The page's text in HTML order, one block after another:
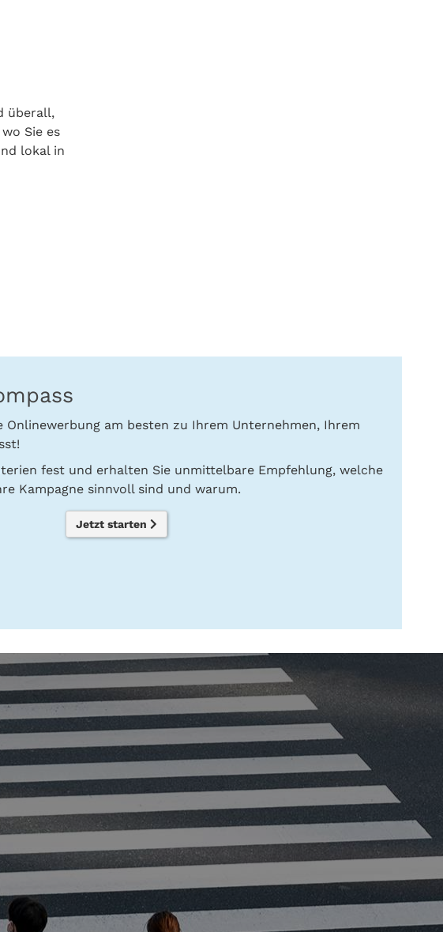
überall,
Sie es
lokal in
Onlinewerbung am besten zu Ihrem Unternehmen, Ihrem
fest und erhalten Sie unmittelbare Empfehlung, welche
Kampagne sinnvoll sind und warum.
Jetzt starten